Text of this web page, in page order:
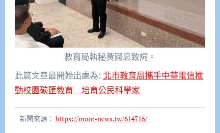
教育局執秘黃國忠致詞。
此篇文章最開始出處為: 北市教育局攜手中華電信推
動校園碳匯教育 培育公民科學家
新聞來源： https://more-news.tw/614716/